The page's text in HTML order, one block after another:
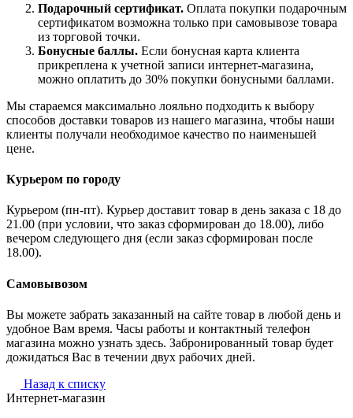
Подарочный сертификат. Оплата покупки подарочным
сертификатом возможна только при самовывозе товара
из торговой точки.
Бонусные баллы. Если бонусная карта клиента
прикреплена к учетной записи интернет-магазина,
можно оплатить до 30% покупки бонусными баллами.
Мы стараемся максимально лояльно подходить к выбору
способов доставки товаров из нашего магазина, чтобы наши
клиенты получали необходимое качество по наименьшей
цене.
Курьером по городу
Курьером (пн-пт). Курьер доставит товар в день заказа с 18 до
21.00 (при условии, что заказ сформирован до 18.00), либо
вечером следующего дня (если заказ сформирован после
18.00).
Самовывозом
Вы можете забрать заказанный на сайте товар в любой день и
удобное Вам время. Часы работы и контактный телефон
магазина можно узнать здесь. Забронированный товар будет
дожидаться Вас в течении двух рабочих дней.
Назад к списку
Интернет-магазин